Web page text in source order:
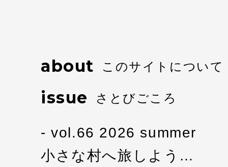
about このサイトについて
issue さとびごころ
vol.66 2026 summer
小さな村へ旅しよう…